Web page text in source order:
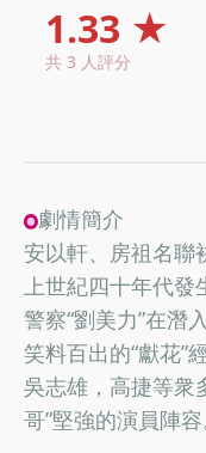
1.33 ★
共 3 人評分
劇情簡介
安以軒、房祖名聯
上世紀四十年代
警察“劉美力”在潛
笑料百出的“獻花”
吳志雄，高捷等衆
哥”堅強的演員陣容